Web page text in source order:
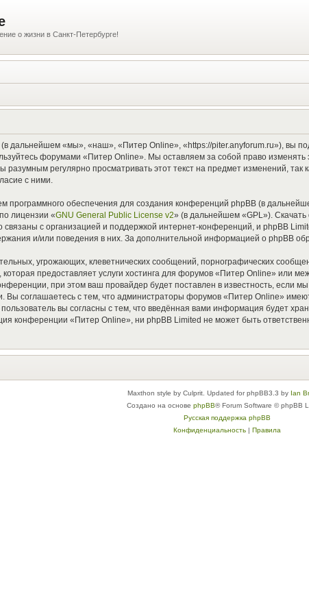
о жизни в Санкт-Петербурге!
дальнейшем «мы», «наш», «Питер Online», «https://piter.anyforum.ru»), вы
форумами «Питер Online». Мы оставляем за собой право
регулярно просматривать этот текст на предмет изменений,
с ними.
обеспечения для создания конференций phpBB (в
лицензии «GNU General Public License v2» (в дальнейшем «GPL»). Скачать
связаны с организацией и поддержкой интернет-конференций, и phpBB
и/или поведения в них. За дополнительной информацией о phpBB
угрожающих, клеветнических сообщений, порнографических
предоставляет услуги хостинга для форумов «Питер Online» или
при этом ваш провайдер будет поставлен в известность, если
Вы соглашаетесь с тем, что администраторы форумов «Питер Online»
вы согласны с тем, что введённая вами информация будет
конференции «Питер Online», ни phpBB Limited не может быть
Maxthon style by Culprit. Updated for phpBB3.3 by Ian
Создано на основе phpBB® Forum Software © phpBB
Русская поддержка phpBB
Конфиденциальность| Правила